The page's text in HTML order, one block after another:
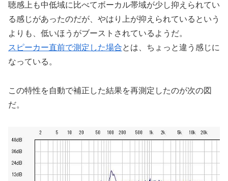
聴感上も中低域に比べてボーカル帯域が少し抑えられてい
る感じがあったのだが、やはり上が抑えられているという
よりも、低いほうがブーストされているようだ。
スピーカー直前で測定した場合とは、ちょっと違う感じに
なっている。
この特性を自動で補正した結果を再測定したのが次の図
だ。